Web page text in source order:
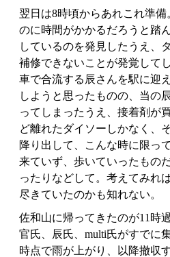
翌日は8時頃からあれこれ準
のに時間がかかるだろうと踏
しているのを発見したうえ、
補修できないことが発覚して
車で合流する辰さんを駅に迎
しようと思ったものの、当の
ってしまったうえ、接着剤が
ど離れたダイソーしかなく、
降り出して、こんな時に限っ
来ていず、歩いていったもの
ったりなどして。考えてみれ
尽きていたのかも知れない。
佐和山に帰ってきたのが11時
官氏、辰氏、multi氏がすでに
時点で雨が上がり、以降撤収